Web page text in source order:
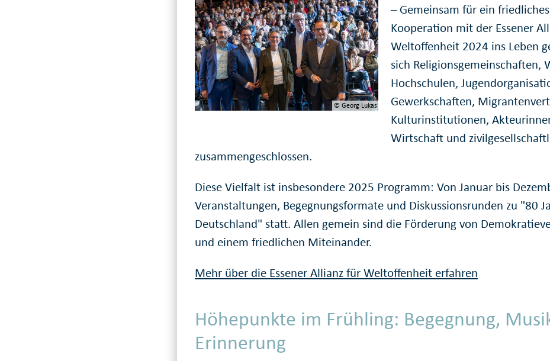
© Georg Lukas
– Gemeinsam für ein
Kooperation mit der Essener
Weltoffenheit 2024 ins Leben
sich Religionsgemeinschaften,
Hochschulen,
Gewerkschaften,
Kulturinstitutionen,
Wirtschaft und
zusammengeschlossen.
Diese Vielfalt ist insbesondere 2025 Programm: Von Januar bis
Veranstaltungen, Begegnungsformate und Diskussionsrunden zu "80
Deutschland" statt. Allen gemein sind die Förderung von
und einem friedlichen Miteinander.
Mehr über die Essener Allianz für Weltoffenheit erfahren
Höhepunkte im Frühling: Begegnung,
Erinnerung